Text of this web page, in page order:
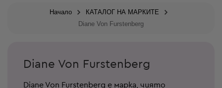
Начало
КАТАЛОГ НА МАРКИТЕ
Diane Von Furstenberg
Diane Von Furstenberg
Diane Von Furstenberg е марка, чиято